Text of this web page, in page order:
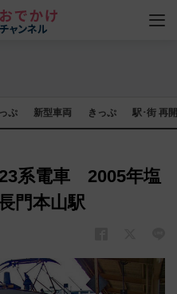
ぷ 新型車両 きっぷ 駅･街 再
系電車 2005年塩
門本山駅